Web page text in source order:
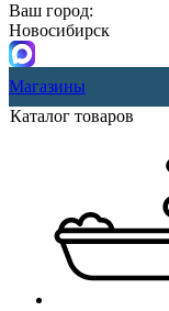
Ваш город:
Новосибирск
Магазины
Каталог товаров